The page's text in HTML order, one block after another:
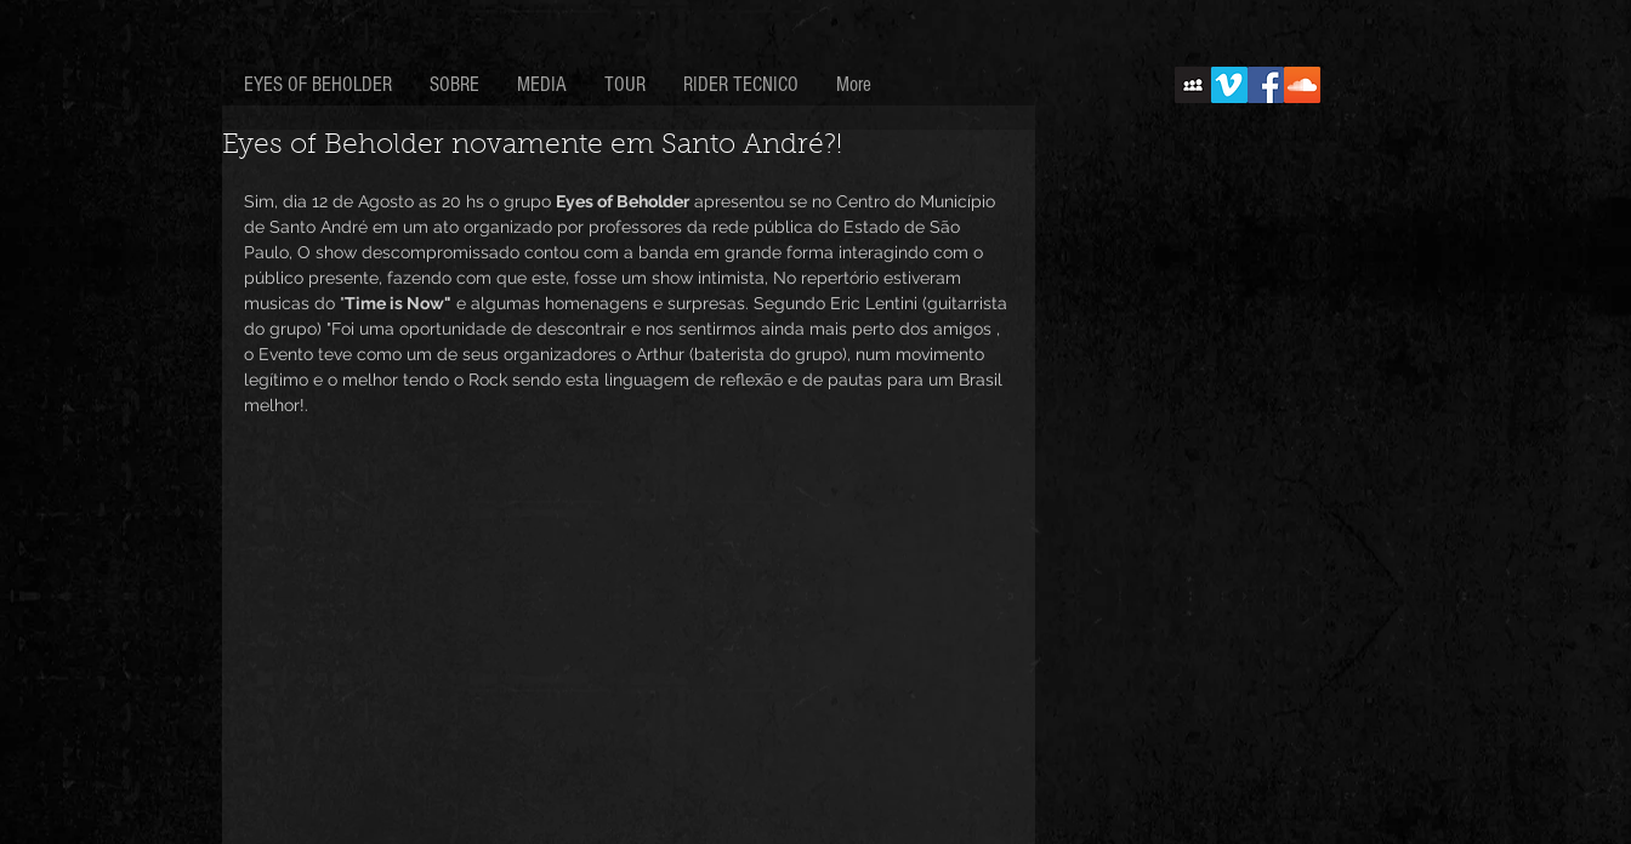
EYES OF BEHOLDER SOBRE MEDIA TOUR RIDER TECNICO More
Eyes of Beholder novamente em Santo André?!
Sim, dia 12 de Agosto as 20 hs o grupo Eyes of Beholder apresentou se no Centro do Município
de Santo André em um ato organizado por professores da rede pública do Estado de São
Paulo, O show descompromissado contou com a banda em grande forma interagindo com o
público presente, fazendo com que este, fosse um show intimista, No repertório estiveram
musicas do "Time is Now" e algumas homenagens e surpresas. Segundo Eric Lentini (guitarrista
do grupo) "Foi uma oportunidade de descontrair e nos sentirmos ainda mais perto dos amigos ,
o Evento teve como um de seus organizadores o Arthur (baterista do grupo), num movimento
legítimo e o melhor tendo o Rock sendo esta linguagem de reflexão e de pautas para um Brasil
melhor!.